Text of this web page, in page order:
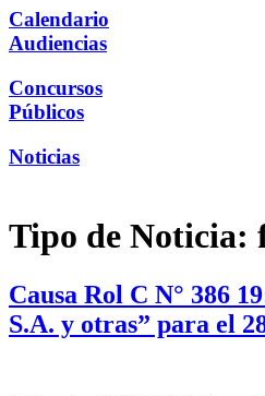
Calendario
Audiencias
Concursos
Públicos
Noticias
Tipo de Noticia:
Causa Rol C N° 386
S.A. y otras” para el